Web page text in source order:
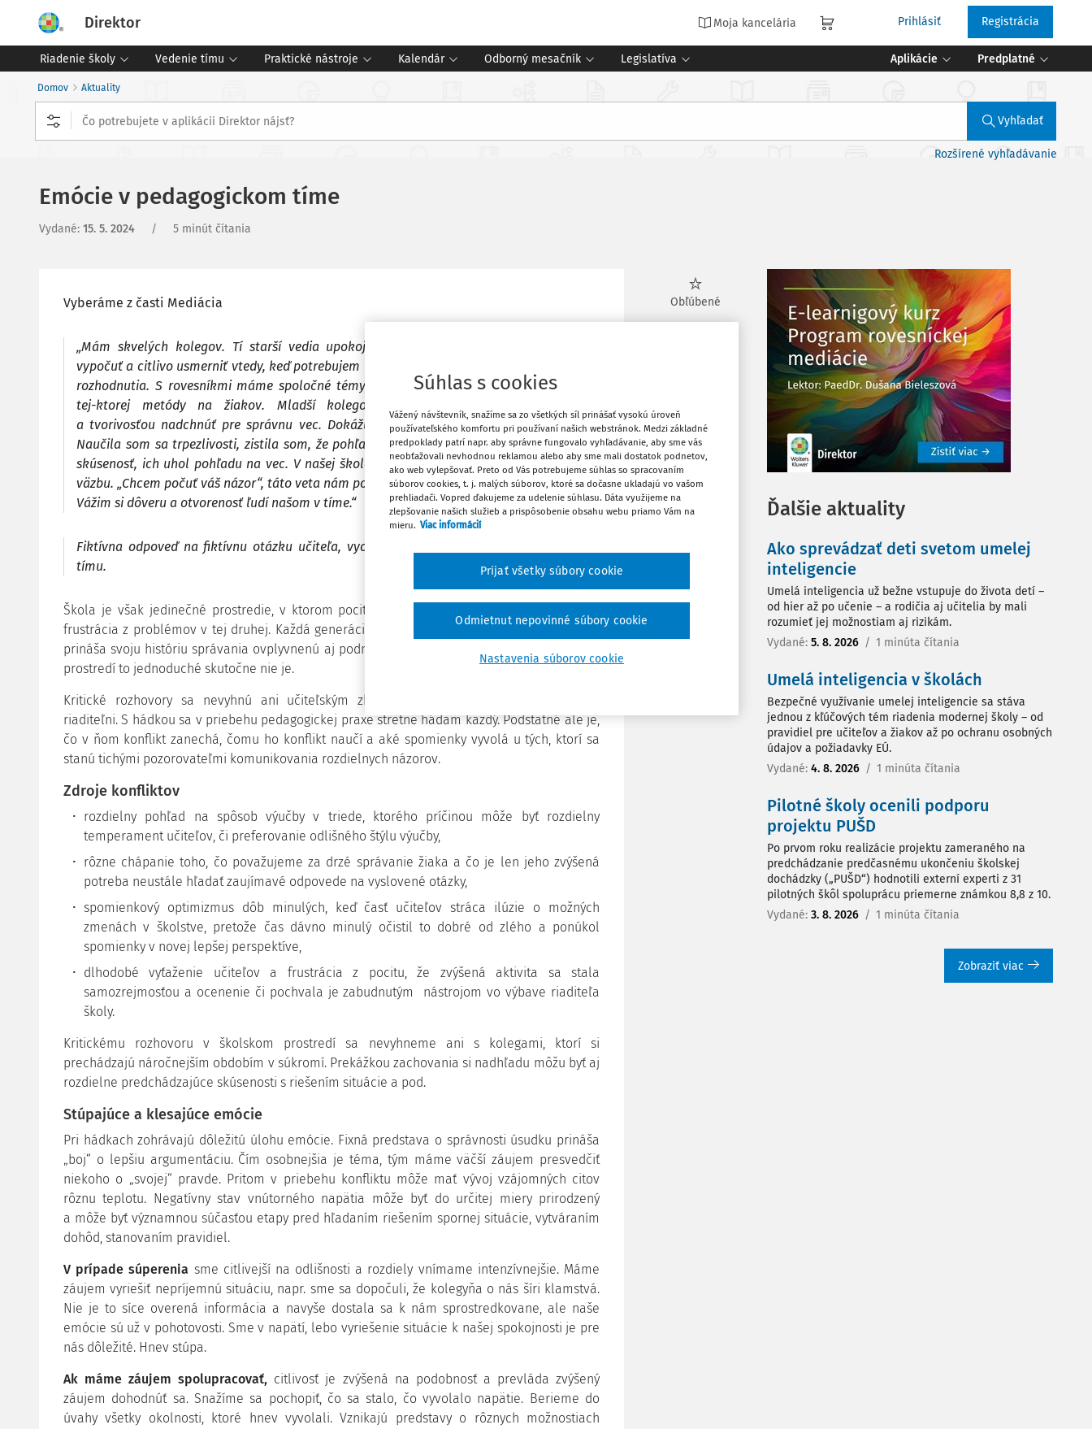
Direktor Moja kancelária Prihlásiť Registrácia
Riadenie školy Vedenie tímu Praktické nástroje Kalendár Odborný mesačník Legislatíva Aplikácie Predplatné
Domov Aktuality
Vyhľadať
Rozšírené vyhľadávanie
Emócie v pedagogickom tíme
Vydané: 15. 5. 2024 / 5 minút čítania
Vyberáme z časti Mediácia
„Mám skvelých kolegov. Tí starší vedia upokojiť moje emócie, vedia ma trpezlivo
vypočuť a citlivo usmerniť vtedy, keď potrebujem nadhľad. Doprajú mi aj čas na vlastné
rozhodnutia. S rovesníkmi máme spoločné témy, rozoberáme štýly výučby, vhodnosť
tej-ktorej metódy na žiakov. Mladší kolegovia ma vedia svojou dynamikou
a tvorivosťou nadchnúť pre správnu vec. Dokážu prekvapiť veľkým zdrojom energie.
Naučila som sa trpezlivosti, zistila som, že pohľad mojich kolegov môže ovplyvniť ich
skúsenosť, ich uhol pohľadu na vec. V našej škole je bežné pýtať si a dostávať spätnú
väzbu. „Chcem počuť váš názor“, táto veta nám pomáha nevidieť problémy čierno-bielo.
Vážim si dôveru a otvorenosť ľudí našom v tíme.“
Fiktívna odpoveď na fiktívnu otázku učiteľa, vychovávateľa o kvalite pedagogického
tímu.
Škola je však jedinečné prostredie, v ktorom pocit úspechu v jednej triede môže zmraziť
frustrácia z problémov v tej druhej. Každá generácia detí si pritom do školského prostredia
prináša svoju históriu správania ovplyvnenú aj podmienkami doby. V dynamickom školskom
prostredí to jednoduché skutočne nie je.
Kritické rozhovory sa nevyhnú ani učiteľským zborovniam, kabinetom, zástupcovniam,
riaditeľni. S hádkou sa v priebehu pedagogickej praxe stretne hádam každý. Podstatné ale je,
čo v ňom konflikt zanechá, čomu ho konflikt naučí a aké spomienky vyvolá u tých, ktorí sa
stanú tichými pozorovateľmi komunikovania rozdielnych názorov.
Zdroje konfliktov
rozdielny pohľad na spôsob výučby v triede, ktorého príčinou môže byť rozdielny
temperament učiteľov, či preferovanie odlišného štýlu výučby,
rôzne chápanie toho, čo považujeme za drzé správanie žiaka a čo je len jeho zvýšená
potreba neustále hľadať zaujímavé odpovede na vyslovené otázky,
spomienkový optimizmus dôb minulých, keď časť učiteľov stráca ilúzie o možných
zmenách v školstve, pretože čas dávno minulý očistil to dobré od zlého a ponúkol
spomienky v novej lepšej perspektíve,
dlhodobé vyťaženie učiteľov a frustrácia z pocitu, že zvýšená aktivita sa stala
samozrejmosťou a ocenenie či pochvala je zabudnutým nástrojom vo výbave riaditeľa
školy.
Kritickému rozhovoru v školskom prostredí sa nevyhneme ani s kolegami, ktorí si
prechádzajú náročnejším obdobím v súkromí. Prekážkou zachovania si nadhľadu môžu byť aj
rozdielne predchádzajúce skúsenosti s riešením situácie a pod.
Stúpajúce a klesajúce emócie
Pri hádkach zohrávajú dôležitú úlohu emócie. Fixná predstava o správnosti úsudku prináša
„boj“ o lepšiu argumentáciu. Čím osobnejšia je téma, tým máme väčší záujem presvedčiť
niekoho o „svojej“ pravde. Pritom v priebehu konfliktu môže mať vývoj vzájomných citov
rôznu teplotu. Negatívny stav vnútorného napätia môže byť do určitej miery prirodzený
a môže byť významnou súčasťou etapy pred hľadaním riešením spornej situácie, vytváraním
dohôd, stanovaním pravidiel.
V prípade súperenia sme citlivejší na odlišnosti a rozdiely vnímame intenzívnejšie. Máme
záujem vyriešiť nepríjemnú situáciu, napr. sme sa dopočuli, že kolegyňa o nás šíri klamstvá.
Nie je to síce overená informácia a navyše dostala sa k nám sprostredkovane, ale naše
emócie sú už v pohotovosti. Sme v napätí, lebo vyriešenie situácie k našej spokojnosti je pre
nás dôležité. Hnev stúpa.
Ak máme záujem spolupracovať, citlivosť je zvýšená na podobnosť a prevláda zvýšený
záujem dohodnúť sa. Snažíme sa pochopiť, čo sa stalo, čo vyvolalo napätie. Berieme do
úvahy všetky okolnosti, ktoré hnev vyvolali. Vznikajú predstavy o rôznych možnostiach
Obľúbené
Poznámka
Ďalšie aktuality
Ako sprevádzať deti svetom umelej
inteligencie
Umelá inteligencia už bežne vstupuje do života detí –
od hier až po učenie – a rodičia aj učitelia by mali
rozumieť jej možnostiam aj rizikám.
Vydané: 5. 8. 2026 / 1 minúta čítania
Umelá inteligencia v školách
Bezpečné využívanie umelej inteligencie sa stáva
jednou z kľúčových tém riadenia modernej školy – od
pravidiel pre učiteľov a žiakov až po ochranu osobných
údajov a požiadavky EÚ.
Vydané: 4. 8. 2026 / 1 minúta čítania
Pilotné školy ocenili podporu
projektu PUŠD
Po prvom roku realizácie projektu zameraného na
predchádzanie predčasnému ukončeniu školskej
dochádzky („PUŠD“) hodnotili externí experti z 31
pilotných škôl spoluprácu priemerne známkou 8,8 z 10.
Vydané: 3. 8. 2026 / 1 minúta čítania
Zobraziť viac
Súhlas s cookies
Vážený návštevník, snažíme sa zo všetkých síl prinášať vysokú úroveň
používateľského komfortu pri používaní našich webstránok. Medzi základné
predpoklady patrí napr. aby správne fungovalo vyhľadávanie, aby sme vás
neobťažovali nevhodnou reklamou alebo aby sme mali dostatok podnetov,
ako web vylepšovať. Preto od Vás potrebujeme súhlas so spracovaním
súborov cookies, t. j. malých súborov, ktoré sa dočasne ukladajú vo vašom
prehliadači. Vopred ďakujeme za udelenie súhlasu. Dáta využijeme na
zlepšovanie našich služieb a prispôsobenie obsahu webu priamo Vám na
mieru. Viac informácií
Nastavenia súborov cookie
Odmietnut nepovinné súbory cookie
Prijať všetky súbory cookie